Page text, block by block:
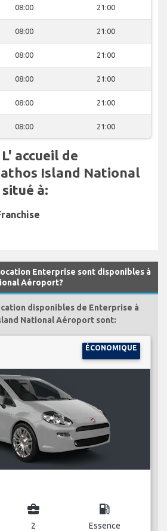
08:00 21:00
08:00 21:00
08:00 21:00
08:00 21:00
08:00 21:00
08:00 21:00
L' accueil de
Island National
à:
Enterprise sont disponibles à
Aéroport?
disponibles de Enterprise à
National Aéroport sont:
ÉCONOMIQUE
business_center
2
local_gas_station
Essence